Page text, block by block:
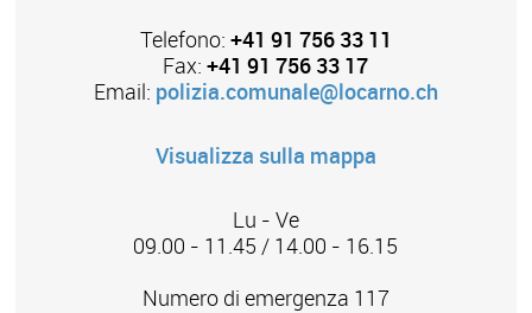
Telefono: +41 91 756 33 11
Fax: +41 91 756 33 17
Email: polizia.comunale@locarno.ch
Visualizza sulla mappa
Lu - Ve
09.00 - 11.45 / 14.00 - 16.15
Numero di emergenza 117